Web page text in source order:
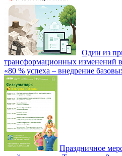
Один из
трансформационных изменений
«80 % успеха – внедрение
Праздничное